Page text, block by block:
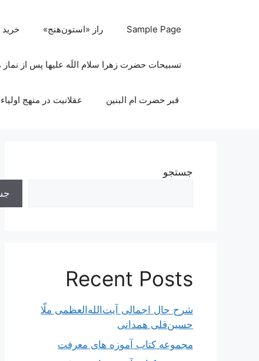
Sample Page راز «استون‌هنج»
تسبیحات حضرت زهرا سلام اللَه علیها پس از
قبر حضرت ام البنین عقلانیت در منهج
جستجو
Recent Posts
شرح حال اجمالی آیت‌الله‌العظمی ملّا
حسین‌قلی همدانی
مجموعه کتاب آموزه های معرفت